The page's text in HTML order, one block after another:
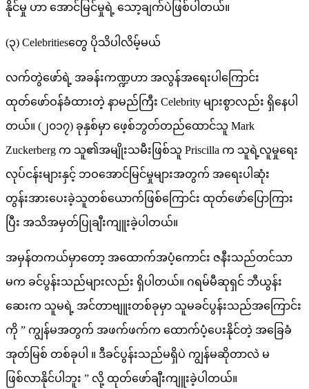
နိုင်မှု ဟာ အောင်မြင်မှုရဲ့ သော့ချက်ပဲဖြစ်ပါတယ်။
(၃) Celebritiesတွေ ပိုသိပါလိမ့်မယ်
လက်တွဲဖော်ရဲ့ အခန်းကဏ္ဍဟာ အလွန်အရေးပါကြောင်း
ထုတ်ဖော်ဝန်ခံထားတဲ့ နာမည်ကြီး Celebrity များစွာလည်း ရှိနေပါ
တယ်။ (၂၀၁၇) ခုနှစ်မှာ ဖေ့စ်ဘွတ်တည်ထောင်သူ Mark
Zuckerberg က သူ၏အမျိုးသမီးဖြစ်သူ Priscilla က သူရဲ့လူမှုရေး
လုပ်ငန်းများနှင့် ဘဝအောင်မြင်မှုများအတွက် အရေးပါဆုံး
တွန်းအားပေးခဲ့သူတစ်ယောက်ဖြစ်ကြောင်း ထုတ်ဖော်ပြောကြား
ပြီး အသိအမှတ်ပြုချီးကျူးခဲ့ပါတယ်။
အမှန်တကယ်မှာတော့ အထောက်အပံ့ကောင်း ဇနီးသည်တင်သာ
မက ခင်ပွန်းသည်များလည်း ရှိပါတယ်။ ဂရမ်မီဆုရှင် ဘီယွန်း
ဆေးက သူမရဲ့ အင်တာဗျူးတစ်ခုမှာ သူမခင်ပွန်းသည်အကြောင်း
ကို ” ကျွန်မအတွက် အဖက်ဖက်က ထောက်ပံ့ပေးနိုင်တဲ့ အခြေခံ
အုတ်မြစ် တစ်ခုပါ ။ ဒီခင်ပွန်းသည်မရှိပဲ ကျွန်မဆိုတာလဲ မ
ဖြစ်လာနိုင်ပါဘူး ” လို့ ထုတ်ဖော်ချီးကျူးခဲ့ပါတယ်။